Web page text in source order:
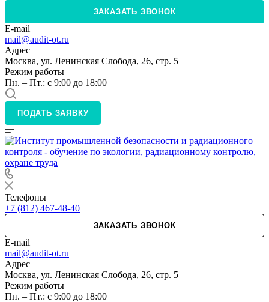
ЗАКАЗАТЬ ЗВОНОК
E-mail
mail@audit-ot.ru
Адрес
Москва, ул. Ленинская Слобода, 26, стр. 5
Режим работы
Пн. – Пт.: с 9:00 до 18:00
ПОДАТЬ ЗАЯВКУ
Телефоны
+7 (812) 467-48-40
ЗАКАЗАТЬ ЗВОНОК
E-mail
mail@audit-ot.ru
Адрес
Москва, ул. Ленинская Слобода, 26, стр. 5
Режим работы
Пн. – Пт.: с 9:00 до 18:00